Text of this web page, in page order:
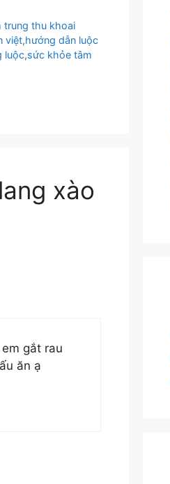
trung thu khoai
việt,hướng dẫn luộc
luộc,sức khỏe tâm
xào
gắt rau
ăn ạ